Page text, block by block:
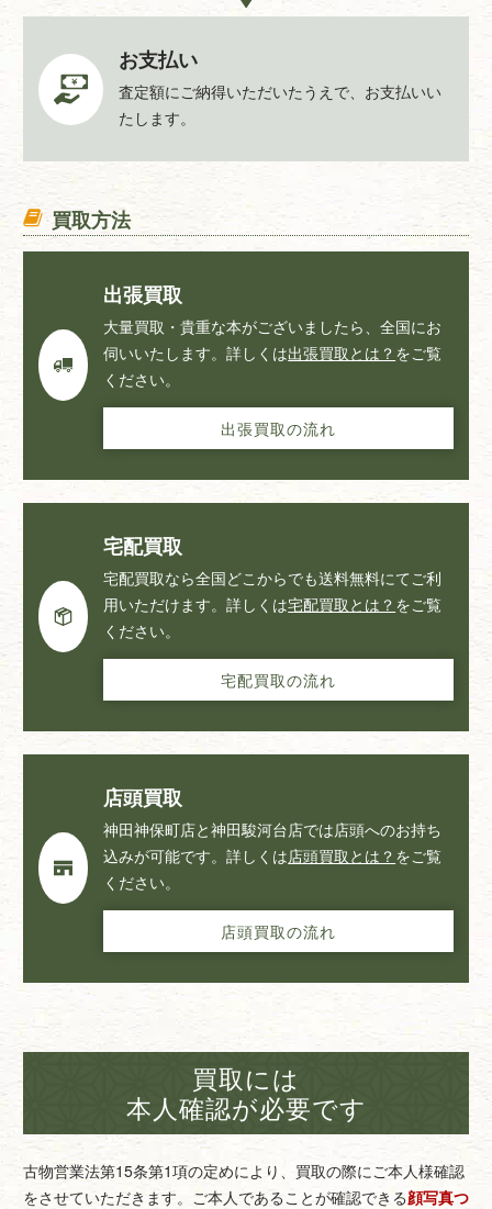
お支払い
査定額にご納得いただいたうえで、お支払いい
たします。
買取方法
出張買取
大量買取・貴重な本がございましたら、全国にお
伺いいたします。詳しくは出張買取とは？ をご覧
ください。
出張買取の流れ
宅配買取
宅配買取なら全国どこからでも送料無料にてご利
用いただけます。詳しくは宅配買取とは？ をご覧
ください。
宅配買取の流れ
店頭買取
神田神保町店と神田駿河台店では店頭へのお持ち
込みが可能です。詳しくは店頭買取とは？ をご覧
ください。
店頭買取の流れ
買取には
本人確認が必要です
古物営業法第15条第1項の定めにより、買取の際にご本人様確認
をさせていただきます。 ご本人であることが確認できる顔写真つ